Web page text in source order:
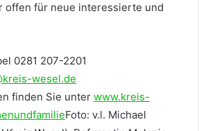
offen für neue interessierte und
0281 207-2201
wesel.de
finden Sie unter www.kreis-
Foto: v.l. Michael